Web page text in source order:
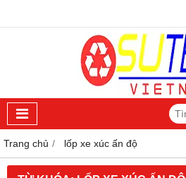
Trang chủ lốp xe xúc ấn độ